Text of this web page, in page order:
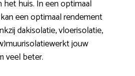
huis. In een optimaal
een optimaal rendement
dakisolatie, vloerisolatie,
jouw
veel beter.